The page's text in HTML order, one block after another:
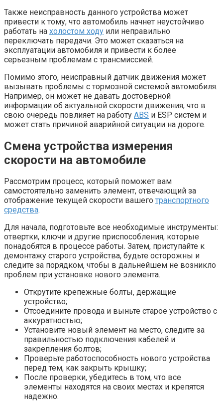
Также неисправность данного устройства может
привести к тому, что автомобиль начнет неустойчиво
работать на холостом ходу или неправильно
переключать передачи. Это может сказаться на
эксплуатации автомобиля и привести к более
серьезным проблемам с трансмиссией.
Помимо этого, неисправный датчик движения может
вызывать проблемы с тормозной системой автомобиля.
Например, он может не давать достоверной
информации об актуальной скорости движения, что в
свою очередь повлияет на работу ABS и ESP систем и
может стать причиной аварийной ситуации на дороге.
Смена устройства измерения
скорости на автомобиле
Рассмотрим процесс, который поможет вам
самостоятельно заменить элемент, отвечающий за
отображение текущей скорости вашего транспортного
средства.
Для начала, подготовьте все необходимые инструменты:
отвертки, ключи и другие приспособления, которые
понадобятся в процессе работы. Затем, приступайте к
демонтажу старого устройства, будьте осторожны и
следите за порядком, чтобы в дальнейшем не возникло
проблем при установке нового элемента.
Открутите крепежные болты, держащие
устройство;
Отсоедините провода и выньте старое устройство с
аккуратностью;
Установите новый элемент на место, следите за
правильностью подключения кабелей и
закрепления болтов;
Проверьте работоспособность нового устройства
перед тем, как закрыть крышку;
После проверки, убедитесь в том, что все
элементы находятся на своих местах и крепятся
надежно.